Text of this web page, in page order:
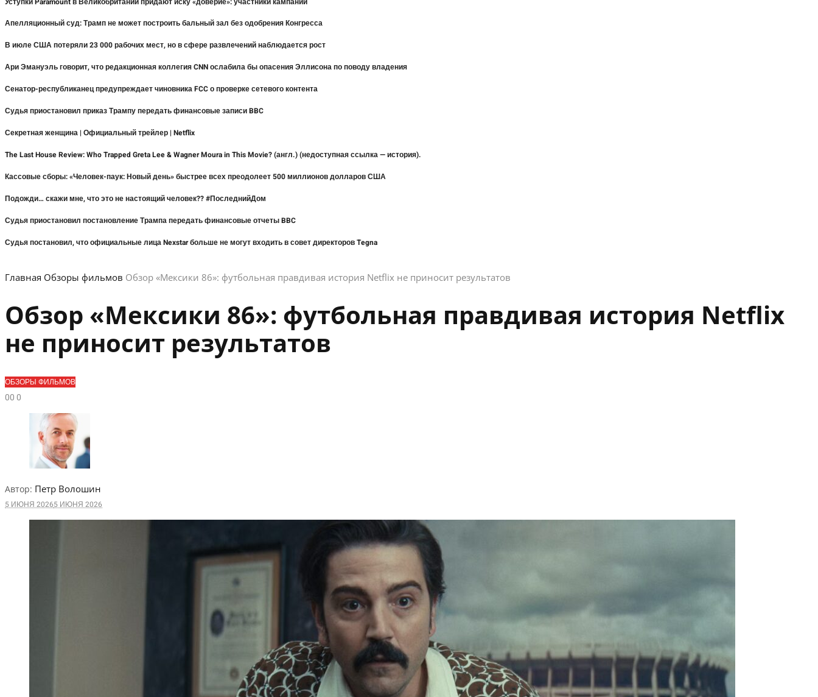
Апелляционный суд: Трамп не может построить бальный зал без одобрения Конгресса
В июле США потеряли 23 000 рабочих мест, но в сфере развлечений наблюдается рост
Ари Эмануэль говорит, что редакционная коллегия CNN ослабила бы опасения Эллисона по поводу владения
Сенатор-республиканец предупреждает чиновника FCC о проверке сетевого контента
Судья приостановил приказ Трампу передать финансовые записи BBC
Секретная женщина | Официальный трейлер | Netflix
The Last House Review: Who Trapped Greta Lee & Wagner Moura in This Movie? (англ.) (недоступная ссылка — история).
Кассовые сборы: «Человек-паук: Новый день» быстрее всех преодолеет 500 миллионов долларов США
Подожди… скажи мне, что это не настоящий человек?? #ПоследнийДом
Судья приостановил постановление Трампа передать финансовые отчеты BBC
Судья постановил, что официальные лица Nexstar больше не могут входить в совет директоров Tegna
Главная Обзоры фильмов Обзор «Мексики 86»: футбольная правдивая история Netflix не приносит результатов
Обзор «Мексики 86»: футбольная правдивая история Netflix
не приносит результатов
ОБЗОРЫ ФИЛЬМОВ
000
Автор: Петр Волошин
5 ИЮНЯ 20265 ИЮНЯ 2026